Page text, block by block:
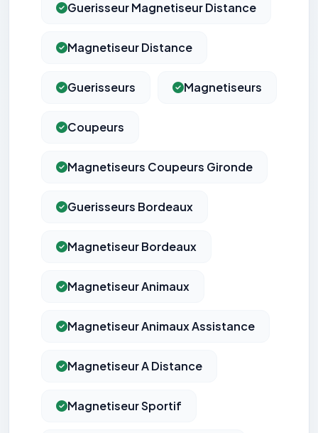
Guerisseur Magnetiseur Distance
Magnetiseur Distance
Guerisseurs Magnetiseurs
Coupeurs
Magnetiseurs Coupeurs Gironde
Guerisseurs Bordeaux
Magnetiseur Bordeaux
Magnetiseur Animaux
Magnetiseur Animaux Assistance
Magnetiseur A Distance
Magnetiseur Sportif